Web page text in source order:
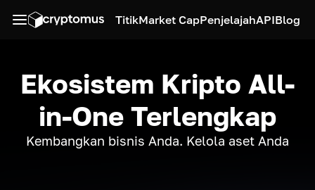
TitikMarket CapPenjelajahAPIBlog
Ekosistem Kripto All-
in-One Terlengkap
Kembangkan bisnis Anda. Kelola aset Anda